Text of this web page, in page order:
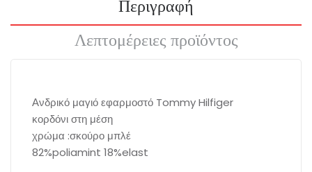
Περιγραφή
Λεπτομέρειες προϊόντος
Ανδρικό μαγιό εφαρμοστό Tommy Hilfiger
κορδόνι στη μέση
χρώμα :σκούρο μπλέ
82%poliamint 18%elast